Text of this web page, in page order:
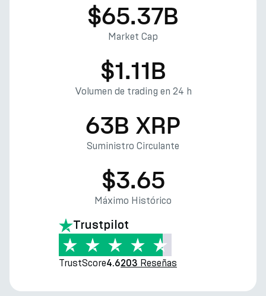
$65.37B
Market Cap
$1.11B
Volumen de trading en 24 h
63B XRP
Suministro Circulante
$3.65
Máximo Histórico
Trustpilot
TrustScore4.6203 Reseñas